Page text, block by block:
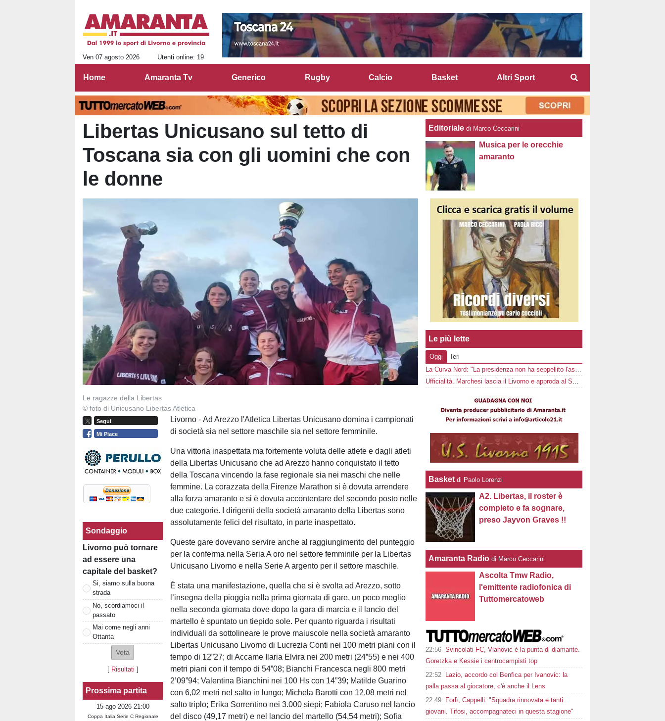
Ven 07 agosto 2026 Utenti online: 19
Home Amaranta Tv Generico Rugby Calcio Basket Altri Sport
Libertas Unicusano sul tetto di
Toscana sia con gli uomini che con
le donne
Le ragazze della Libertas
© foto di Unicusano Libertas Atletica
Segui
Mi Piace
Sondaggio
Livorno può tornare
ad essere una
capitale del basket?
Si, siamo sulla buona
strada
No, scordiamoci il
passato
Mai come negli anni
Ottanta
[ Risultati ]
Prossima partita
15 ago 2026 21:00
Coppa Italia Serie C Regionale
Livorno - Ad Arezzo l'Atletica Libertas Unicusano domina i campionati
di società sia nel settore maschile sia nel settore femminile.
Una vittoria inaspettata ma fortemente voluta delle atlete e dagli atleti
della Libertas Unicusano che ad Arezzo hanno conquistato il tetto
della Toscana vincendo la fase regionale sia nei maschi che nelle
femmine. La corazzata della Firenze Marathon si è dovuta arrendere
alla forza amaranto e si è dovuta accontentare del secondo posto nelle
due categorie. I dirigenti della società amaranto della Libertas sono
assolutamente felici del risultato, in parte inaspettato.
Queste gare dovevano servire anche al raggiungimento del punteggio
per la conferma nella Seria A oro nel settore femminile per la Libertas
Unicusano Livorno e nella Serie A argento per il settore maschile.
È stata una manifestazione, quella che si è svolta ad Arezzo, sotto
l’insegna della pioggia nella prima giornata di gare, un poco meglio
nella seconda giornata dove dopo la gara di marcia e il lancio del
martello è spuntato un tiepido sole. Per quanto riguarda i risultati
individuali da sottolineare le prove maiuscole nella società amaranto
Libertas Unicusano Livorno di Lucrezia Conti nei 100 metri piani con il
tempo di 12”27; di Accame Ilaria Elvira nei 200 metri (24”55) e nei 400
metri piani con il tempo di 54”08; Bianchi Francesca negli 800 metri
2’09”94; Valentina Bianchini nei 100 Hs con 14”39; Matilde Guarino
con 6,02 metri nel salto in lungo; Michela Barotti con 12,08 metri nel
salto triplo; Erika Sorrentino nei 3.000 siepi; Fabiola Caruso nel lancio
del disco (49,17 metri) e nel lancio del martello (54,54 metri); Sofia
Editoriale di Marco Ceccarini
Musica per le orecchie
amaranto
Le più lette
Oggi
Ieri
La Curva Nord: "La presidenza non ha seppellito l'ascia di guerra"
Ufficialità. Marchesi lascia il Livorno e approda al Sorrento
Basket di Paolo Lorenzi
A2. Libertas, il roster è
completo e fa sognare,
preso Jayvon Graves !!
Amaranta Radio di Marco Ceccarini
Ascolta Tmw Radio,
l'emittente radiofonica di
Tuttomercatoweb
22:56 Svincolati FC, Vlahovic è la punta di diamante.
Goretzka e Kessie i centrocampisti top
22:52
Lazio, accordo col Benfica per Ivanovic: la
palla passa al giocatore, c'è anche il Lens
22:49
Forlì, Cappelli: "Squadra rinnovata e tanti
giovani. Tifosi, accompagnateci in questa stagione"